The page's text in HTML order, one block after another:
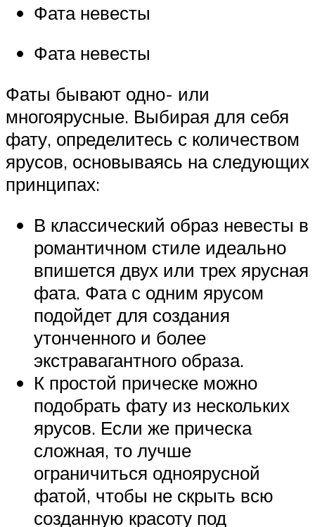
Фата невесты
Фата невесты
Фаты бывают одно- или
многоярусные. Выбирая для себя
фату, определитесь с количеством
ярусов, основываясь на следующих
принципах:
В классический образ невесты в
романтичном стиле идеально
впишется двух или трех ярусная
фата. Фата с одним ярусом
подойдет для создания
утонченного и более
экстравагантного образа.
К простой прическе можно
подобрать фату из нескольких
ярусов. Если же прическа
сложная, то лучше
ограничиться одноярусной
фатой, чтобы не скрыть всю
созданную красоту под